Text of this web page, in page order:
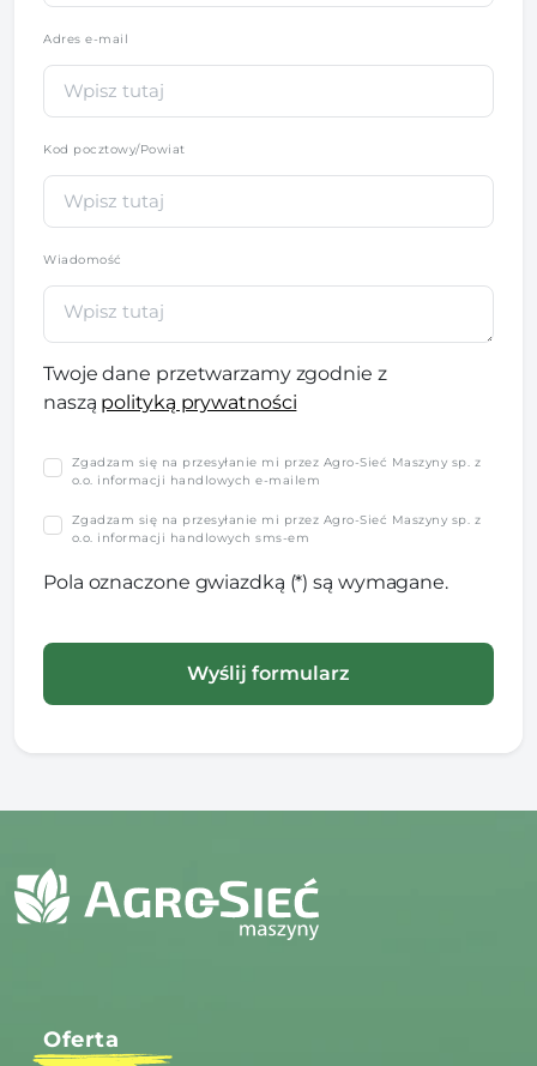
Adres e-mail
Kod pocztowy/Powiat
Wiadomość
Twoje dane przetwarzamy zgodnie z
naszą polityką prywatności
Zgadzam się na przesyłanie mi przez Agro-Sieć Maszyny sp. z
o.o. informacji handlowych e-mailem
Zgadzam się na przesyłanie mi przez Agro-Sieć Maszyny sp. z
o.o. informacji handlowych sms-em
Pola oznaczone gwiazdką (*) są wymagane.
Oferta